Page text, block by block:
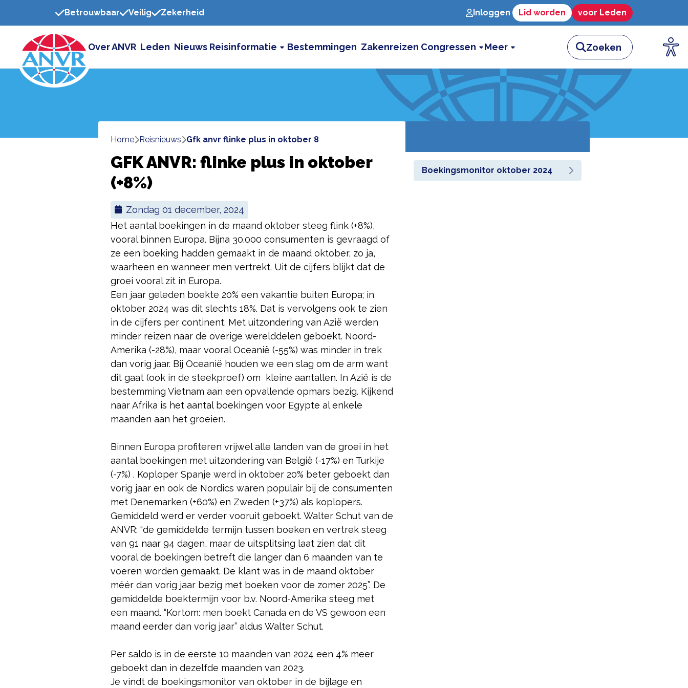
Betrouwbaar Veilig Zekerheid Inloggen Lid worden voor Leden
Over ANVR Leden Nieuws Reisinformatie Bestemmingen Zakenreizen Congressen Meer
Home reisnieuws gfk anvr flinke plus in oktober 8
GFK ANVR: flinke plus in oktober
(+8%)
zondag 01 december, 2024
Het aantal boekingen in de maand oktober steeg flink (+8%),
vooral binnen Europa. Bijna 30.000 consumenten is gevraagd of
ze een boeking hadden gemaakt in de maand oktober, zo ja,
waarheen en wanneer men vertrekt. Uit de cijfers blijkt dat de
groei vooral zit in Europa.
Een jaar geleden boekte 20% een vakantie buiten Europa; in
oktober 2024 was dit slechts 18%. Dat is vervolgens ook te zien
in de cijfers per continent. Met uitzondering van Azië werden
minder reizen naar de overige werelddelen geboekt. Noord-
Amerika (-28%), maar vooral Oceanië (-55%) was minder in trek
dan vorig jaar. Bij Oceanië houden we een slag om de arm want
dit gaat (ook in de steekproef) om kleine aantallen. In Azië is de
bestemming Vietnam aan een opvallende opmars bezig. Kijkend
naar Afrika is het aantal boekingen voor Egypte al enkele
maanden aan het groeien.
Binnen Europa profiteren vrijwel alle landen van de groei in het
aantal boekingen met uitzondering van België (-17%) en Turkije
(-7%) . Koploper Spanje werd in oktober 20% beter geboekt dan
vorig jaar en ook de Nordics waren populair bij de consumenten
met Denemarken (+60%) en Zweden (+37%) als koplopers.
Gemiddeld werd er verder vooruit geboekt. Walter Schut van de
ANVR: “de gemiddelde termijn tussen boeken en vertrek steeg
van 91 naar 94 dagen, maar de uitsplitsing laat zien dat dit
vooral de boekingen betreft die langer dan 6 maanden van te
voeren worden gemaakt. De klant was in de maand oktober
méér dan vorig jaar bezig met boeken voor de zomer 2025”. De
gemiddelde boektermijn voor b.v. Noord-Amerika steeg met
een maand. “Kortom: men boekt Canada en de VS gewoon een
maand eerder dan vorig jaar” aldus Walter Schut.
Per saldo is in de eerste 10 maanden van 2024 een 4% meer
geboekt dan in dezelfde maanden van 2023.
Je vindt de boekingsmonitor van oktober in de bijlage en
Boekingsmonitor oktober 2024